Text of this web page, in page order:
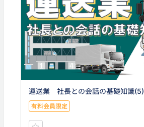
運送業 社長との会話の基礎知識(5)
有料会員限定